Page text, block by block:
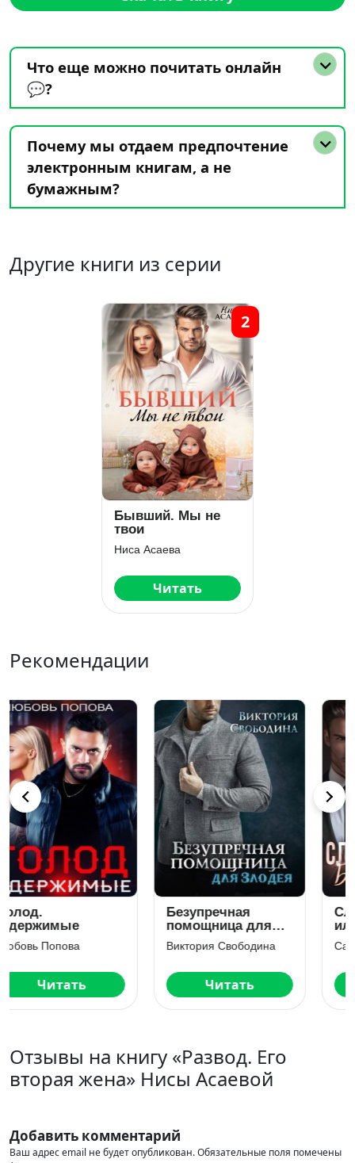
Что еще можно почитать онлайн
💬?
Почему мы отдаем предпочтение
электронным книгам, а не
бумажным?
Другие книги из серии
Бывший. Мы не
твои
Ниса Асаева
Читать
2
Рекомендации
Случайная ночь,
или Беременна от
миллиардера
Саша Пятница
Читать
Дрянная
помощница для
мастера
Виктория Свободина
Читать
Отзывы на книгу «Развод. Его
вторая жена» Нисы Асаевой
Добавить комментарий
Ваш адрес email не будет опубликован.Обязательные поля помечены